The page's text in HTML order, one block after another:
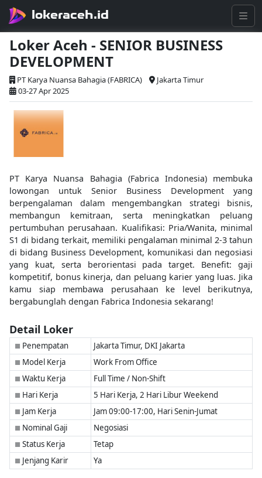
lokeraceh.id
Loker Aceh - SENIOR BUSINESS
DEVELOPMENT
PT Karya Nuansa Bahagia (FABRICA)
Jakarta Timur
03-27 Apr 2025
PT Karya Nuansa Bahagia (Fabrica Indonesia) membuka
lowongan untuk Senior Business Development yang
berpengalaman dalam mengembangkan strategi bisnis,
membangun kemitraan, serta meningkatkan peluang
pertumbuhan perusahaan. Kualifikasi: Pria/Wanita, minimal
S1 di bidang terkait, memiliki pengalaman minimal 2-3 tahun
di bidang Business Development, komunikasi dan negosiasi
yang kuat, serta berorientasi pada target. Benefit: gaji
kompetitif, bonus kinerja, dan peluang karier yang luas. Jika
kamu siap membawa perusahaan ke level berikutnya,
bergabunglah dengan Fabrica Indonesia sekarang!
Detail Loker
■ Penempatan Jakarta Timur, DKI Jakarta
■ Model Kerja Work From Office
■ Waktu Kerja Full Time / Non-Shift
■ Hari Kerja 5 Hari Kerja, 2 Hari Libur Weekend
■ Jam Kerja Jam 09:00-17:00, Hari Senin-Jumat
■ Nominal Gaji Negosiasi
■ Status Kerja Tetap
■ Jenjang Karir Ya